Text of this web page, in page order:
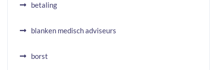
betaling
blanken medisch adviseurs
borst